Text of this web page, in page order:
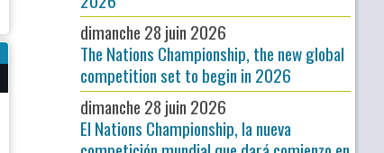
dimanche 28 juin 2026
The Nations Championship, the new global
competition set to begin in 2026
dimanche 28 juin 2026
El Nations Championship, la nueva